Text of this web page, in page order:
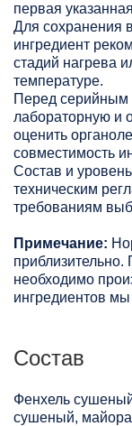
первая
Для сохранения
ингредиент
стадий нагрева
температуре.
Перед серийным
лабораторную и
оценить
совместимость
Состав и
техническим
требованиям
Примечание:
необходимо
ингредиентов
Состав
Фенхель
сушеный,